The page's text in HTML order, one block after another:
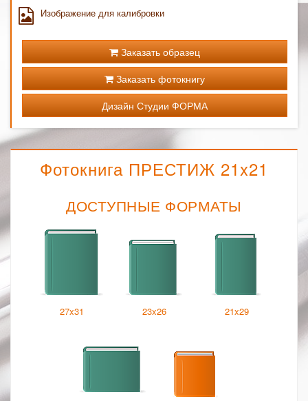
Изображение для калибровки
Заказать образец
Заказать фотокнигу
Дизайн Студии ФОРМА
Фотокнига ПРЕСТИЖ 21x21
ДОСТУПНЫЕ ФОРМАТЫ
27x31 23x26 21x29